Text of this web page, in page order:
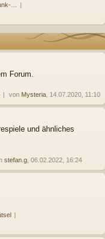
…
Forum.
von Mysteria , 14.07.2020, 11:10
und ähnliches
stefan.g , 06.02.2022, 16:24